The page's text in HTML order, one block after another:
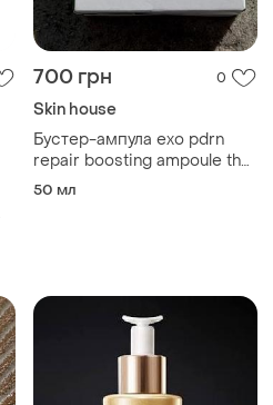
700 грн 0
Skin house
Бустер-ампула exo pdrn
repair boosting ampoule the
skin house, 50мл
50 мл